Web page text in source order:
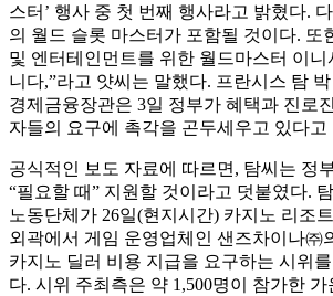
스터’ 행사 중 첫 번째 행사라고 밝혔다.
의 월드 슬롯 마스터가 포함될 것이다. 또
및 엔터테인먼트를 위한 월드마스터 이니
니다,”라고 얏씨는 말했다. 프란시스 탐
경제금융장관은 3일 정부가 혜택과 진로
자들의 요구에 촉각을 곤두세우고 있다고
공식적인 보도 자료에 따르면, 탐씨는 정
“필요할 때” 지원할 것이라고 덧붙였다.
노동단체가 26일(현지시간) 카지노 리조
외곽에서 게임 운영업체인 샌즈차이나㈜
카지노 딜러 비용 지급을 요구하는 시위를
다. 시위 주최측은 약 1,500명이 참가한